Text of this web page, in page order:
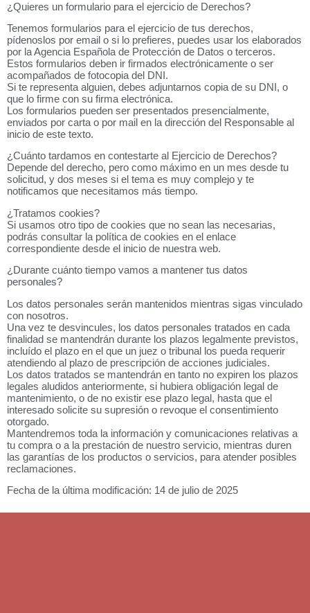
¿Quieres un formulario para el ejercicio de Derechos?
Tenemos formularios para el ejercicio de tus derechos,
pídenoslos por email o si lo prefieres, puedes usar los elaborados
por la Agencia Española de Protección de Datos o terceros.
Estos formularios deben ir firmados electrónicamente o ser
acompañados de fotocopia del DNI.
Si te representa alguien, debes adjuntarnos copia de su DNI, o
que lo firme con su firma electrónica.
Los formularios pueden ser presentados presencialmente,
enviados por carta o por mail en la dirección del Responsable al
inicio de este texto.
¿Cuánto tardamos en contestarte al Ejercicio de Derechos?
Depende del derecho, pero como máximo en un mes desde tu
solicitud, y dos meses si el tema es muy complejo y te
notificamos que necesitamos más tiempo.
¿Tratamos cookies?
Si usamos otro tipo de cookies que no sean las necesarias,
podrás consultar la política de cookies en el enlace
correspondiente desde el inicio de nuestra web.
¿Durante cuánto tiempo vamos a mantener tus datos
personales?
Los datos personales serán mantenidos mientras sigas vinculado
con nosotros.
Una vez te desvincules, los datos personales tratados en cada
finalidad se mantendrán durante los plazos legalmente previstos,
incluído el plazo en el que un juez o tribunal los pueda requerir
atendiendo al plazo de prescripción de acciones judiciales.
Los datos tratados se mantendrán en tanto no expiren los plazos
legales aludidos anteriormente, si hubiera obligación legal de
mantenimiento, o de no existir ese plazo legal, hasta que el
interesado solicite su supresión o revoque el consentimiento
otorgado.
Mantendremos toda la información y comunicaciones relativas a
tu compra o a la prestación de nuestro servicio, mientras duren
las garantías de los productos o servicios, para atender posibles
reclamaciones.
Fecha de la última modificación: 14 de julio de 2025